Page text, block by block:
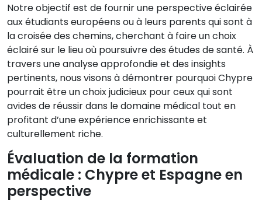
Notre objectif est de fournir une perspective éclairée
aux étudiants européens ou à leurs parents qui sont à
la croisée des chemins, cherchant à faire un choix
éclairé sur le lieu où poursuivre des études de santé. À
travers une analyse approfondie et des insights
pertinents, nous visons à démontrer pourquoi Chypre
pourrait être un choix judicieux pour ceux qui sont
avides de réussir dans le domaine médical tout en
profitant d’une expérience enrichissante et
culturellement riche.
Évaluation de la formation
médicale : Chypre et Espagne en
perspective